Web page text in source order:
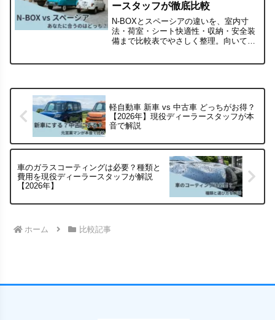
ースタッフが徹底比較
N-BOXとスペーシアの違いを、室内寸
法・荷室・シート快適性・収納・安全装
備まで比較表でやさしく整理。向いてい
軽自動車 新車 vs 中古車 どっちがお得？
【2026年】現役ディーラースタッフが本
音で解説
車のガラスコーティングは必要？種類と
費用を現役ディーラースタッフが解説
【2026年】
ホーム 比較記事